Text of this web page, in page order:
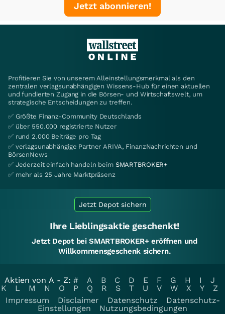
Jetzt abonnieren!
Profitieren Sie von unserem Alleinstellungsmerkmal als den
zentralen verlagsunabhängigen Wissens-Hub für einen aktuellen
und fundierten Zugang in die Börsen- und Wirtschaftswelt, um
strategische Entscheidungen zu treffen.
✅ Größte Finanz-Community Deutschlands
✅ über 550.000 registrierte Nutzer
✅ rund 2.000 Beiträge pro Tag
✅ verlagsunabhängige Partner ARIVA, FinanzNachrichten und
BörsenNews
✅ Jederzeit einfach handeln beim SMARTBROKER+
✅ mehr als 25 Jahre Marktpräsenz
Jetzt Depot sichern
Ihre Lieblingsaktie geschenkt!
Jetzt Depot bei SMARTBROKER+ eröffnen und
Willkommensgeschenk sichern.
Aktien von A - Z: # A B C D E F G H I
J
K
L M N O P Q R S T U V W X Y
Z
Impressum
Disclaimer Datenschutz
Datenschutz-
Einstellungen
Nutzungsbedingungen